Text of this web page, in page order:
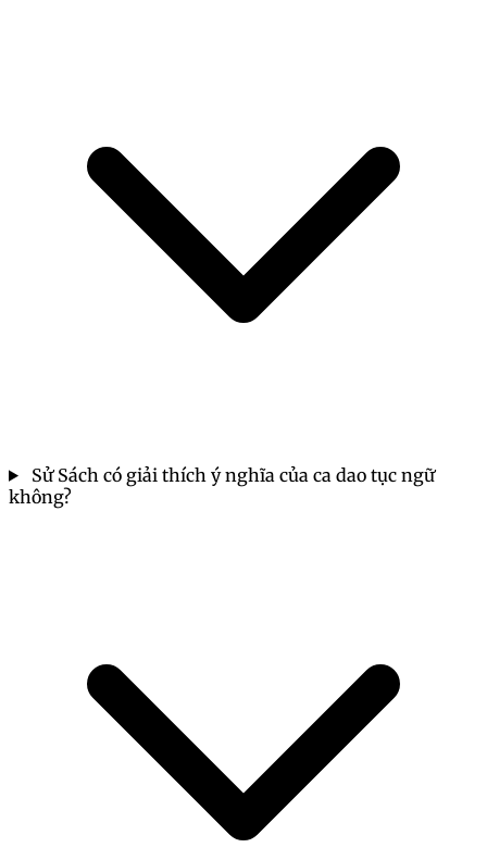
Sử Sách có giải thích ý nghĩa của ca dao tục ngữ
không?